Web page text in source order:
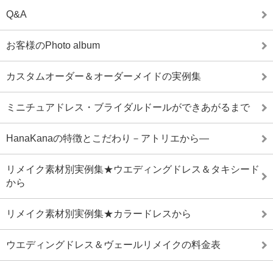
Q&A
お客様のPhoto album
カスタムオーダー＆オーダーメイドの実例集
ミニチュアドレス・ブライダルドールができあがるまで
HanaKanaの特徴とこだわり－アトリエから―
リメイク素材別実例集★ウエディングドレス＆タキシード
から
リメイク素材別実例集★カラードレスから
ウエディングドレス＆ヴェールリメイクの料金表